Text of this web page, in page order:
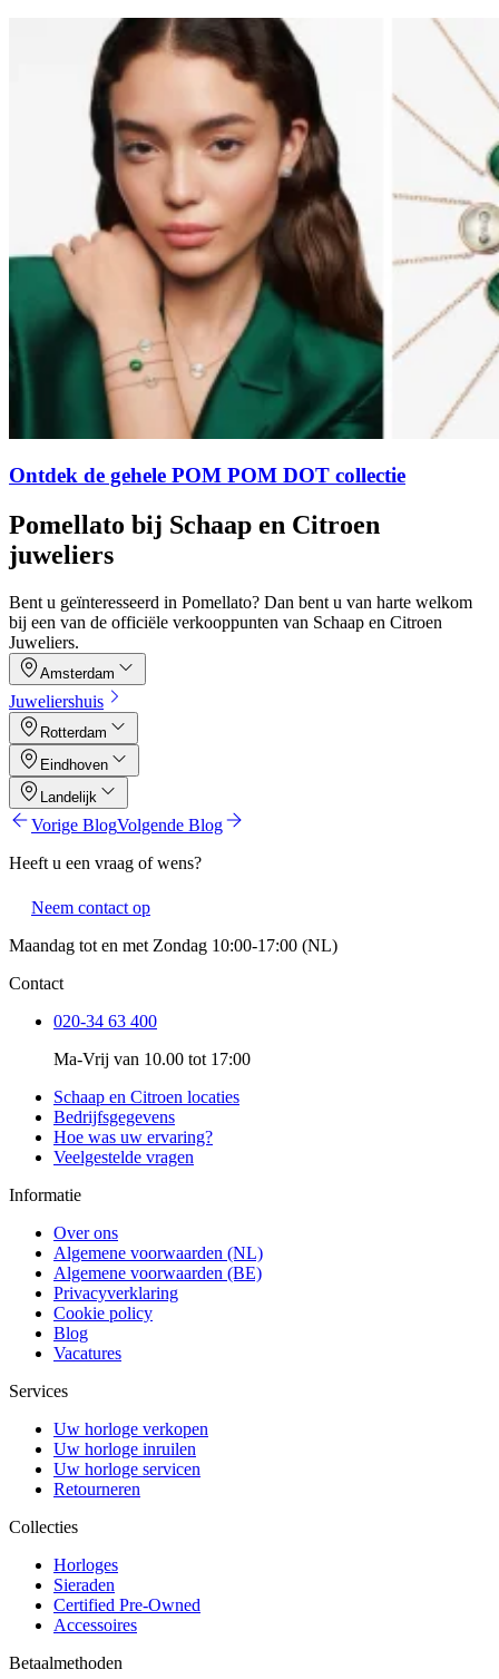
Ontdek de gehele POM POM DOT collectie
Pomellato bij Schaap en Citroen
juweliers
Bent u geïnteresseerd in Pomellato? Dan bent u van harte welkom
bij een van de officiële verkooppunten van Schaap en Citroen
Juweliers.
Amsterdam
Juweliershuis
Rotterdam
Eindhoven
Landelijk
Vorige BlogVolgende Blog
Heeft u een vraag of wens?
Neem contact op
Maandag tot en met Zondag 10:00-17:00 (NL)
Contact
020-34 63 400
Ma-Vrij van 10.00 tot 17:00
Schaap en Citroen locaties
Bedrijfsgegevens
Hoe was uw ervaring?
Veelgestelde vragen
Informatie
Over ons
Algemene voorwaarden (NL)
Algemene voorwaarden (BE)
Privacyverklaring
Cookie policy
Blog
Vacatures
Services
Uw horloge verkopen
Uw horloge inruilen
Uw horloge servicen
Retourneren
Collecties
Horloges
Sieraden
Certified Pre-Owned
Accessoires
Betaalmethoden